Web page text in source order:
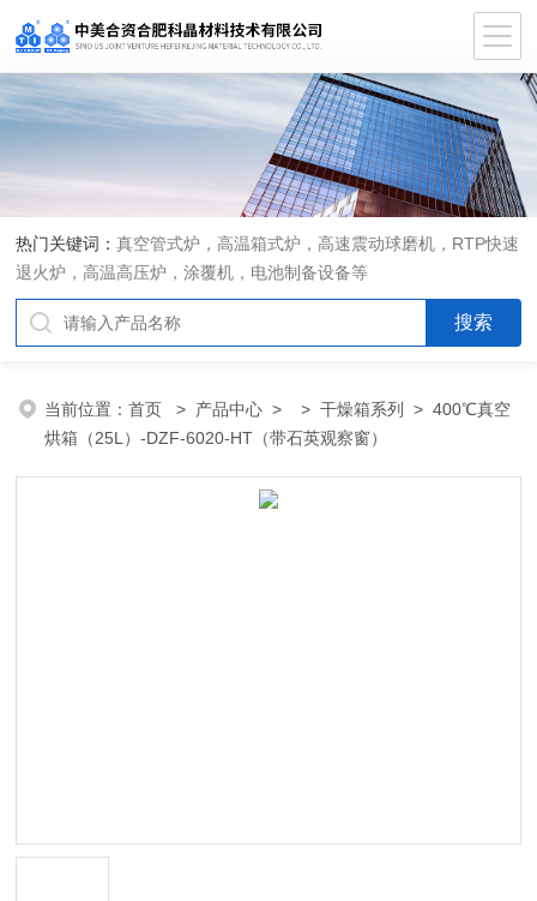
热门关键词：真空管式炉，高温箱式炉，高速震动球磨机，RTP快速
退火炉，高温高压炉，涂覆机，电池制备设备等
当前位置：首页 > 产品中心 > >干燥箱系列
> 400℃真空
烘箱（25L）-DZF-6020-HT（带石英观察窗）